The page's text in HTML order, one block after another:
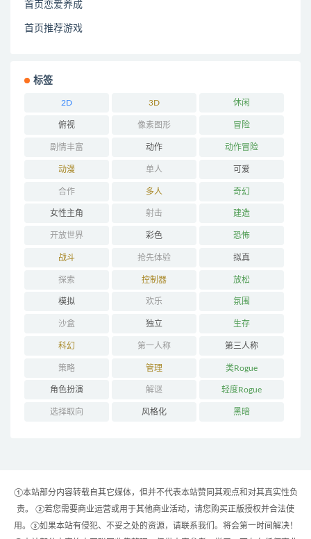
首页恋爱养成
首页推荐游戏
标签
2D 3D 休闲
俯视 像素图形 冒险
剧情丰富 动作 动作冒险
动漫 单人 可爱
合作 多人 奇幻
女性主角 射击 建造
开放世界 彩色 恐怖
战斗 抢先体验 拟真
探索 控制器 放松
模拟 欢乐 氛围
沙盒 独立 生存
科幻 第一人称 第三人称
策略 管理 类Rogue
角色扮演 解谜 轻度Rogue
选择取向 风格化 黑暗
①本站部分内容转载自其它媒体，但并不代表本站赞同其观点和对其真实性负
责。 ②若您需要商业运营或用于其他商业活动，请您购买正版授权并合法使
用。③如果本站有侵犯、不妥之处的资源，请联系我们。将会第一时间解决！